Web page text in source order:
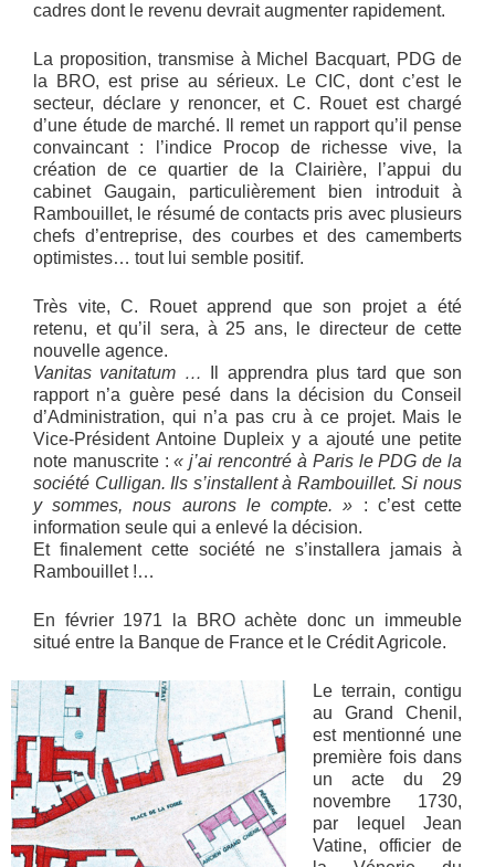
cadres dont le revenu devrait augmenter rapidement.
La proposition, transmise à Michel Bacquart, PDG de
la BRO, est prise au sérieux. Le CIC, dont c’est le
secteur, déclare y renoncer, et C. Rouet est chargé
d’une étude de marché. Il remet un rapport qu’il pense
convaincant : l’indice Procop de richesse vive, la
création de ce quartier de la Clairière, l’appui du
cabinet Gaugain, particulièrement bien introduit à
Rambouillet, le résumé de contacts pris avec plusieurs
chefs d’entreprise, des courbes et des camemberts
optimistes… tout lui semble positif.
Très vite, C. Rouet apprend que son projet a été
retenu, et qu’il sera, à 25 ans, le directeur de cette
nouvelle agence.
Vanitas vanitatum …
Il apprendra plus tard que son
rapport n’a guère pesé dans la décision du Conseil
d’Administration, qui n’a pas cru à ce projet. Mais le
Vice-Président Antoine Dupleix y a ajouté une petite
note manuscrite :« j’ai rencontré à Paris le PDG de la
société Culligan. Ils s’installent à Rambouillet. Si nous
y sommes, nous aurons le compte. » : c’est cette
information seule qui a enlevé la décision.
Et finalement cette société ne s’installera jamais à
Rambouillet !…
En février 1971 la BRO achète donc un immeuble
situé entre la Banque de France et le Crédit Agricole.
Le terrain, contigu
au Grand Chenil,
est mentionné une
première fois dans
un acte du 29
novembre 1730,
par lequel Jean
Vatine, officier de